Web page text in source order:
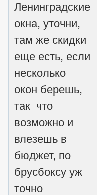
Ленинградские
окна, уточни,
там же скидки
еще есть, если
несколько
окон берешь,
так что
возможно и
влезешь в
бюджет, по
брусбоксу уж
точно